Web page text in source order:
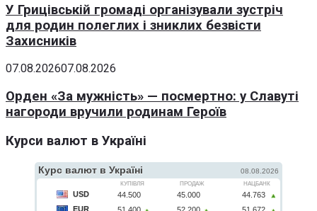
У Грицівській громаді організували зустріч
для родин полеглих і зниклих безвісти
Захисників
07.08.202607.08.2026
Орден «За мужність» — посмертно: у Славуті
нагороди вручили родинам Героїв
Курси валют в Україні